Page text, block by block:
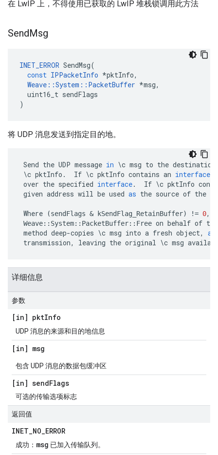
在 LwIP 上，不得使用已获取的 LwIP 堆栈锁调用此方法
SendMsg
INET_ERROR SendMsg(
const IPPacketInfo *pktInfo,
Weave ::System :: PacketBuffer *msg,
uint16_t sendFlags
)
将 UDP 消息发送到指定目的地。
Send the UDP message in \c msg to the destination
\c pktInfo . If \c pktInfo contains an interface
over the specified interface. If \c pktInfo
given address will be used as the source of the
Where (sendFlags & kSendFlag_RetainBuffer) != 0,
Weave:: System:: PacketBuffer:: Free on behalf of the
method deep-copies \c msg into a fresh object,
transmission, leaving the original \c msg
详细信息
参数
[in] pktInfo
UDP 消息的来源和目的地信息
[in] msg
包含 UDP 消息的数据包缓冲区
[in] sendFlags
可选的传输选项标志
返回值
INET_NO_ERROR
成功： msg 已加入传输队列。